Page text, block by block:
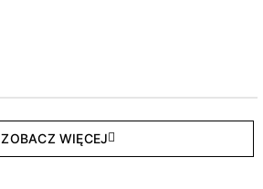
ZOBACZ WIĘCEJ